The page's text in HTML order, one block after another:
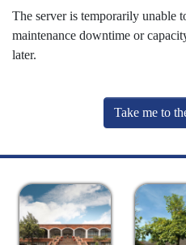
The server is temporarily unable
maintenance downtime or
later.
Take me to